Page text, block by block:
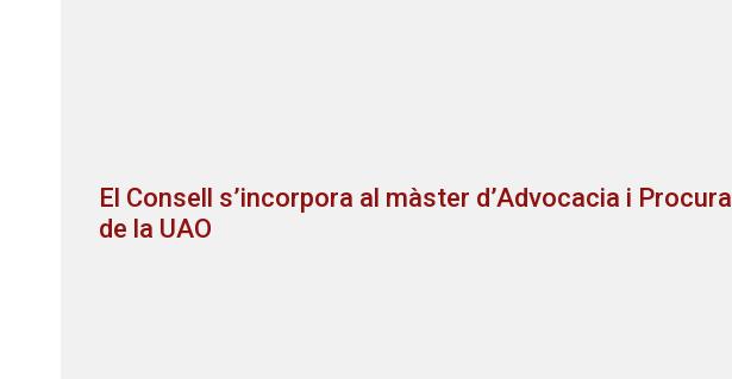
El Consell s’incorpora al màster d’Advocacia i Procura
de la UAO